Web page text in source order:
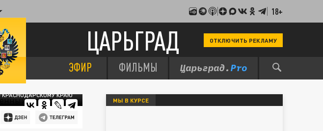
18+
ЦАРЬГРАД ОТКЛЮЧИТЬ РЕКЛАМУ
ЭФИР ФИЛЬМЫ
КРАЮ
МЫ В КУРСЕ